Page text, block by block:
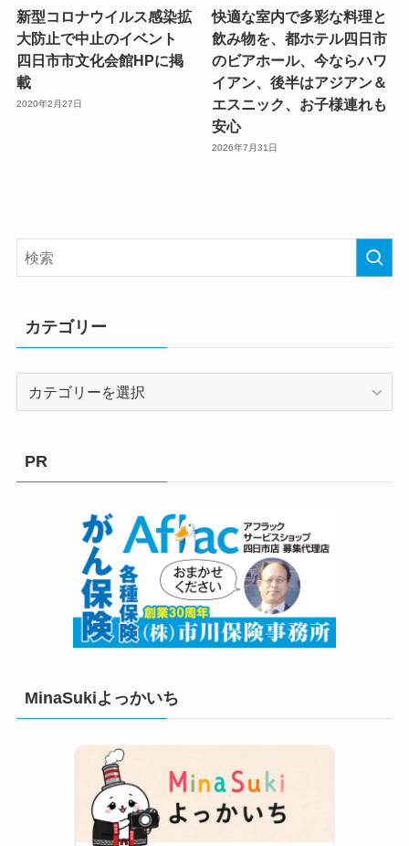
新型コロナウイルス感染拡
大防止で中止のイベント
四日市市文化会館HPに掲
載
2020年2月27日
快適な室内で多彩な料理と
飲み物を、都ホテル四日市
のビアホール、今ならハワ
イアン、後半はアジアン＆
エスニック、お子様連れも
安心
2026年7月31日
カテゴリー
PR
MinaSukiよっかいち